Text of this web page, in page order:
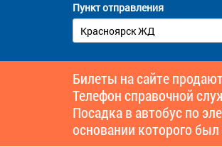
Пункт отправления
Билеты на сайте
Телефон справочной
Посадка в автобус по
основании которого